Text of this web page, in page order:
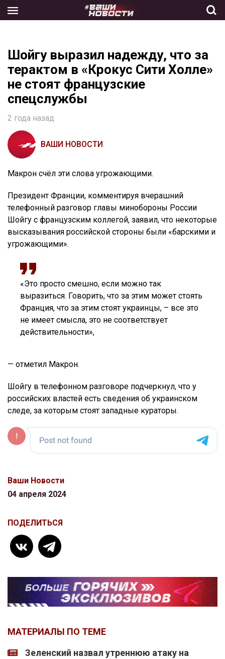
the
Шойгу выразил надежду, что за
терактом в «Крокус Сити Холле»
не стоят французские
спецслужбы
2 года назад
ВАШИ НОВОСТИ
Макрон счёл эти слова угрожающими.
Президент Франции, комментируя вчерашний
телефонный разговор главы минобороны России
Шойгу с французским коллегой, заявил, что некоторые
высказывания российской стороны были «барскими и
угрожающими».
«Это просто смешно, если можно так
выразиться. Говорить, что за этим может стоять
Франция, что за этим стоят украинцы, – все это
не имеет смысла, это не соответствует
действительности»,
— отметил Макрон.
Шойгу в телефонном разговоре подчеркнул, что у
российских властей есть сведения об украинском
следе, за которым стоят западные кураторы.
Ваши Новости
04 апреля 2024
ПОДЕЛИТЬСЯ
МАТЕРИАЛЫ ПО ТЕМЕ
Зеленский назвал утреннюю атаку на